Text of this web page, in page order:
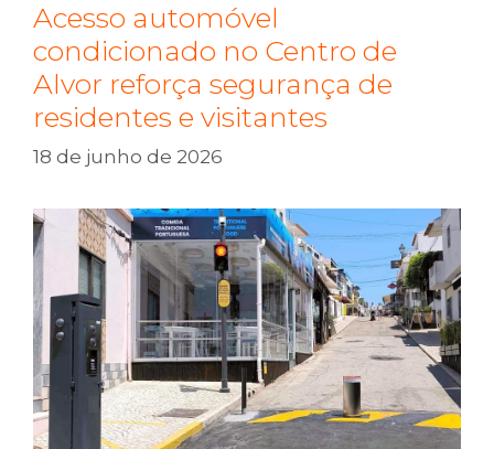
Acesso automóvel
condicionado no Centro de
Alvor reforça segurança de
residentes e visitantes
18 de junho de 2026